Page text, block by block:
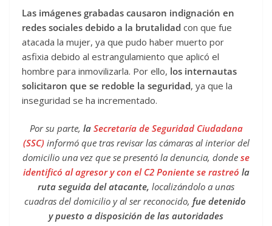
Las imágenes grabadas causaron indignación en
redes sociales debido a la brutalidad con que fue
atacada la mujer, ya que pudo haber muerto por
asfixia debido al estrangulamiento que aplicó el
hombre para inmovilizarla. Por ello, los internautas
solicitaron que se redoble la seguridad, ya que la
inseguridad se ha incrementado.
Por su parte, la Secretaría de Seguridad Ciudadana
(SSC) informó que tras revisar las cámaras al interior del
domicilio una vez que se presentó la denuncia, donde se
identificó al agresor y con el C2 Poniente se rastreó la
ruta seguida del atacante, localizándolo a unas
cuadras del domicilio y al ser reconocido, fue detenido
y puesto a disposición de las autoridades